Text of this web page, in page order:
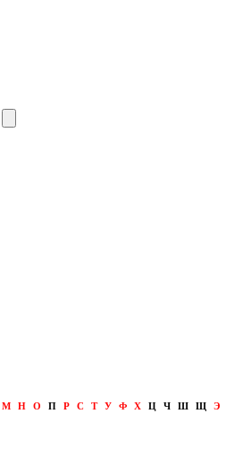
М Н О П Р С Т У Ф Х Ц Ч Ш Щ Э